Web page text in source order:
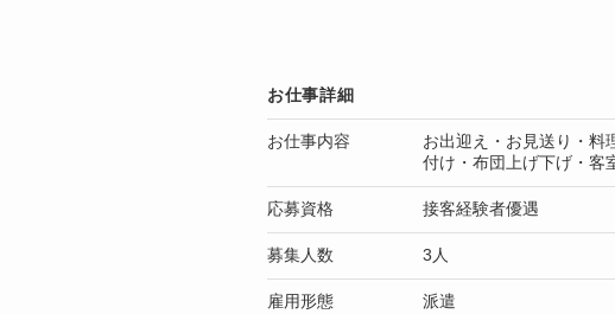
お仕事詳細
お仕事内容
お出迎え・お見送り・料
付け・布団上げ下げ・客
応募資格 接客経験者優遇
募集人数 3人
雇用形態 派遣